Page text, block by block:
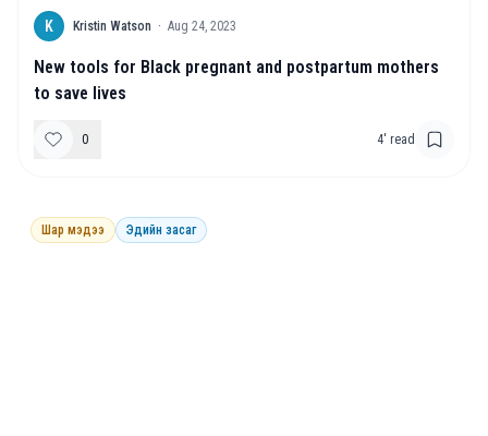
K Kristin Watson · Aug 24, 2023
New tools for Black pregnant and postpartum mothers
to save lives
0 4' read
Шар мэдээ Эдийн засаг